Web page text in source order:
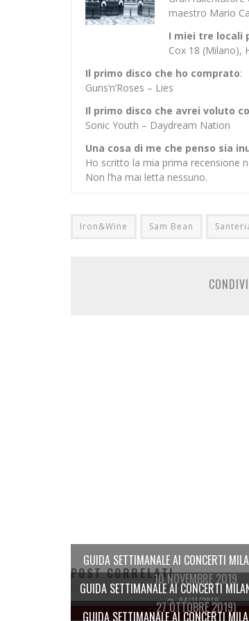
maestro Mario
I miei tre locali
Cox 18 (Milano),
Il primo disco che ho comprato:
Guns’n’Roses – Lies
Il primo disco che avrei voluto
Sonic Youth – Daydream Nation
Una cosa di me che penso sia
Ho scritto la mia prima recensione
Non l’ha mai letta nessuno.
Iron&Wine Sam Bean
POST CORRELATI
GUIDA SETTIMANALE AI CONCERTI
10 NOVEMBRE 2019
04/11/2019
GUIDA SETTIMANALE AI CONCERTI
27 OTTOBRE 2019)
GUIDA SETTIMANALE AI CONCERTI